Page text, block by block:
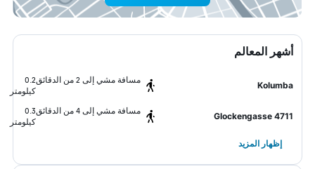
أشهر المعالم
Kolumba
مسافة مشي إلى 2 من الدقائق
0.2
كيلومتر
Glockengasse 4711
مسافة مشي إلى 4 من الدقائق
0.3
كيلومتر
إظهار المزيد